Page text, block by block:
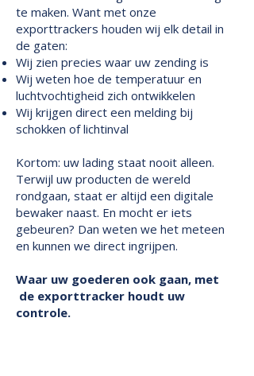
te maken. Want met onze
exporttrackers houden wij elk detail in
de gaten:
Wij zien precies waar uw zending is
Wij weten hoe de temperatuur en
luchtvochtigheid zich ontwikkelen
Wij krijgen direct een melding bij
schokken of lichtinval
Kortom: uw lading staat nooit alleen.
Terwijl uw producten de wereld
rondgaan, staat er altijd een digitale
bewaker naast. En mocht er iets
gebeuren? Dan weten we het meteen
en kunnen we direct ingrijpen.
Waar uw goederen ook gaan, met
de exporttracker houdt uw
controle.